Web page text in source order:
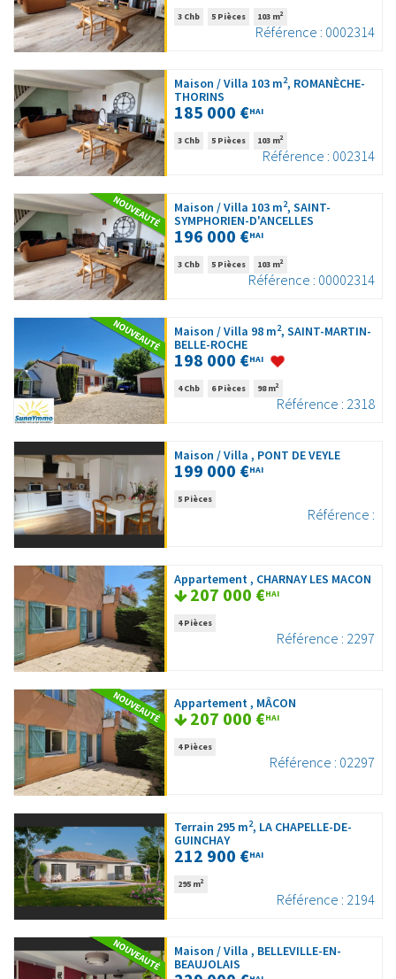
3 Chb 5 Pièces 103 m2
Référence : 0002314
Maison / Villa 103 m2, ROMANÈCHE-
THORINS
185 000 €HAI
3 Chb 5 Pièces 103 m2
Référence : 002314
Maison / Villa 103 m2, SAINT-
SYMPHORIEN-D'ANCELLES
196 000 €HAI
3 Chb 5 Pièces 103 m2
Référence : 00002314
Maison / Villa 98 m2, SAINT-MARTIN-
BELLE-ROCHE
198 000 €HAI
4 Chb 6 Pièces 98 m2
Référence : 2318
Maison / Villa , PONT DE VEYLE
199 000 €HAI
5 Pièces
Référence :
Appartement , CHARNAY LES MACON
207 000 €HAI
4 Pièces
Référence : 2297
Appartement , MÂCON
207 000 €HAI
4 Pièces
Référence : 02297
Terrain 295 m2, LA CHAPELLE-DE-
GUINCHAY
212 900 €HAI
295 m2
Référence : 2194
Maison / Villa , BELLEVILLE-EN-
BEAUJOLAIS